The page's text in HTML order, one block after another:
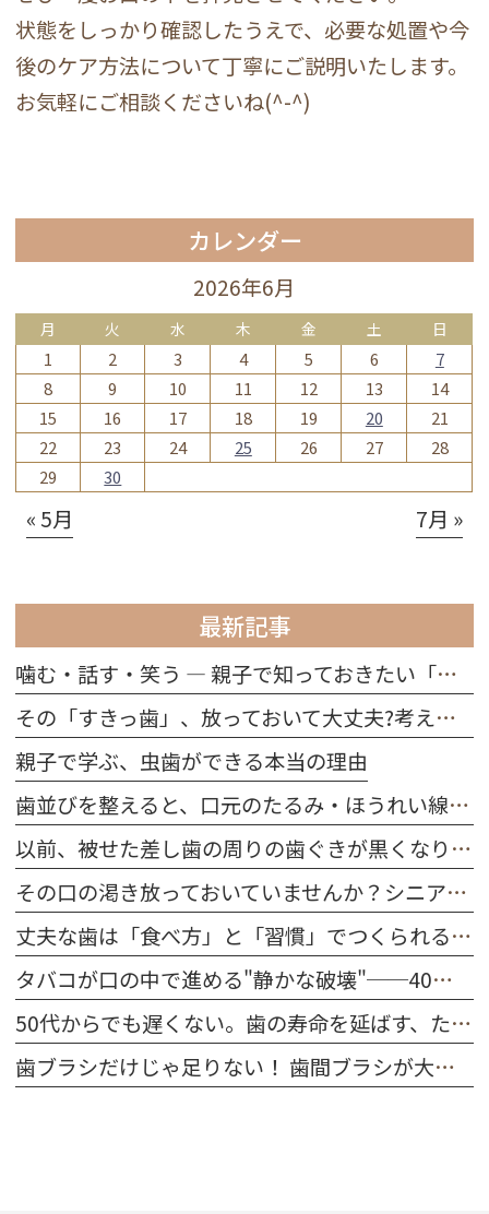
状態をしっかり確認したうえで、必要な処置や今
後のケア方法について丁寧にご説明いたします。
お気軽にご相談くださいね(^-^)
カレンダー
2026年6月
月 火 水 木 金 土 日
1 2 3 4 5 6
7
8
9 10 11 12 13
14
15
16 17 18 19 20
21
22
23 24 25 26 27
28
29
30
« 5月 7月 »
最新記事
噛む・話す・笑う ― 親子で知っておきたい「歯の役割」
その「すきっ歯」、放っておいて大丈夫?考えられる原因を解説
親子で学ぶ、虫歯ができる本当の理由
歯並びを整えると、口元のたるみ・ほうれい線は改善する？
以前、被せた差し歯の周りの歯ぐきが黒くなりました。どうしてですか？
その口の渇き放っておいていませんか？シニア世代に多い「ドライマウス」を防ぐ習慣
丈夫な歯は「食べ方」と「習慣」でつくられる｜今日から始める口腔ケア
タバコが口の中で進める"静かな破壊"──40代～50代が今すぐ知るべきこと
50代からでも遅くない。歯の寿命を延ばす、たった一つの習慣
歯ブラシだけじゃ足りない！ 歯間ブラシが大切な理由